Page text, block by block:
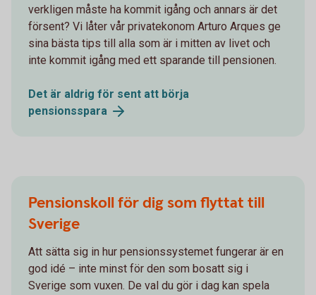
verkligen måste ha kommit igång och annars är det
försent? Vi låter vår privatekonom Arturo Arques ge
sina bästa tips till alla som är i mitten av livet och
inte kommit igång med ett sparande till pensionen.
Det är aldrig för sent att börja
pensionsspara
Pensionskoll för dig som flyttat till
Sverige
Att sätta sig in hur pensionssystemet fungerar är en
god idé – inte minst för den som bosatt sig i
Sverige som vuxen. De val du gör i dag kan spela